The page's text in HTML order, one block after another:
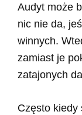
Audyt może
nic nie da,
winnych.
zamiast je
zatajonych
Często kiedy